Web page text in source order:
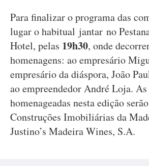
Para finalizar o programa das
lugar o habitual jantar no
Hotel, pelas 19h30, onde
homenagens: ao empresário
empresário da diáspora, João
ao empreendedor André Loja. As
homenageadas nesta edição
Construções Imobiliárias da
Justino’s Madeira Wines, S.A.